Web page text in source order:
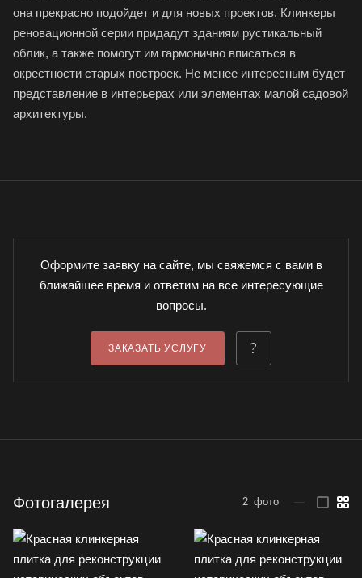
она прекрасно подойдет и для новых проектов. Клинкеры
реновационной серии придадут зданиям рустикальный
облик, а также помогут им гармонично вписаться в
окрестности старых построек. Не менее интересным будет
представление в интерьерах или элементах малой садовой
архитектуры.
Оформите заявку на сайте, мы свяжемся с вами в
ближайшее время и ответим на все интересующие
вопросы.
ЗАКАЗАТЬ УСЛУГУ
Фотогалерея 2 фото —